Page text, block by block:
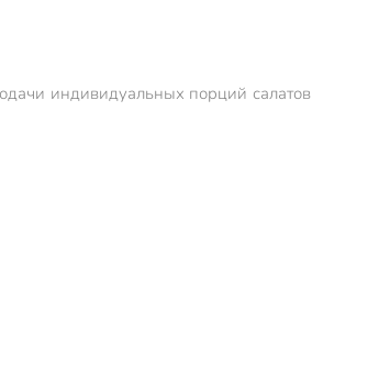
индивидуальных порций салатов